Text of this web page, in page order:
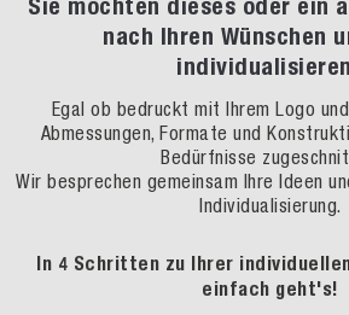
nach Ihren Wünschen
Egal ob bedruckt mit Ihrem Logo
Abmessungen, Formate und
Bedürfnisse
Wir besprechen gemeinsam Ihre Ideen
Individualisierung.
In 4 Schritten zu Ihrer
einfach geht's!